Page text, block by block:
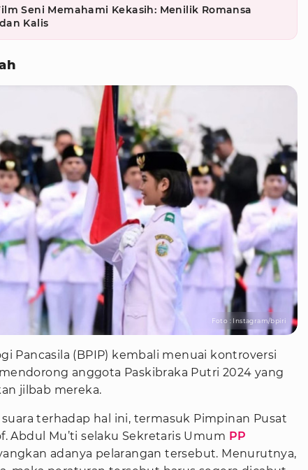
Seni Memahami Kekasih: Menilik Romansa
Kalis
Foto : Instagram/bpiri
Pancasila (BPIP) kembali menuai kontroversi
anggota Paskibraka Putri 2024 yang
jilbab mereka.
terhadap hal ini, termasuk Pimpinan Pusat
Abdul Mu’ti selaku Sekretaris Umum PP
adanya pelarangan tersebut. Menurutnya,